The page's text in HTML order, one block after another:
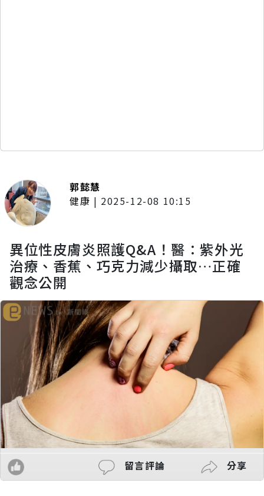
郭懿慧
健康 | 2025-12-08 10:15
異位性皮膚炎照護Q&A！醫：紫外光
治療、香蕉、巧克力減少攝取…正確
觀念公開
留言評論 分享